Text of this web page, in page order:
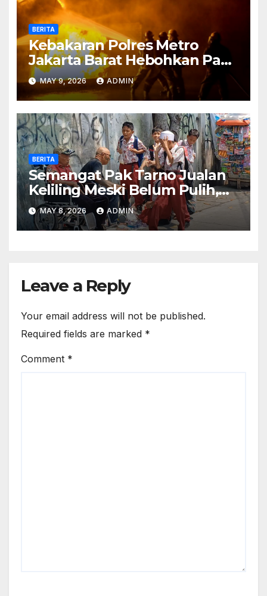
BERITA
Kebakaran Polres Metro
Jakarta Barat Hebohkan Pagi
Hari, Ini Fakta Terbarunya
MAY 9, 2026 ADMIN
BERITA
Semangat Pak Tarno Jualan
Keliling Meski Belum Pulih,
Tetap Menghibur dan Cari
Nafkah
MAY 8, 2026 ADMIN
Leave a Reply
Your email address will not be published.
Required fields are marked *
Comment *